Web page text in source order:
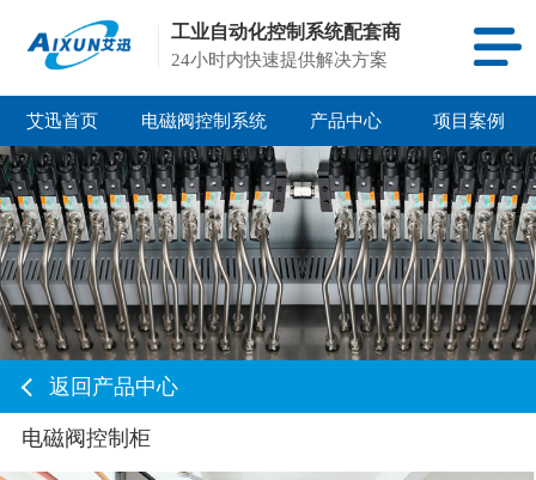
工业自动化控制系统配套商
24小时内快速提供解决方案
艾迅首页 电磁阀控制系统 产品中心 项目案例
返回产品中心
电磁阀控制柜